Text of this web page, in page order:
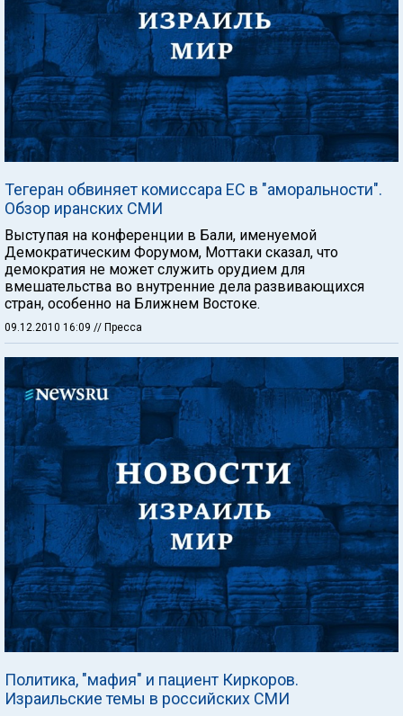
Тегеран обвиняет комиссара ЕС в "аморальности".
Обзор иранских СМИ
Выступая на конференции в Бали, именуемой
Демократическим Форумом, Моттаки сказал, что
демократия не может служить орудием для
вмешательства во внутренние дела развивающихся
стран, особенно на Ближнем Востоке.
09.12.2010 16:09 // Пресса
Политика, "мафия" и пациент Киркоров.
Израильские темы в российских СМИ